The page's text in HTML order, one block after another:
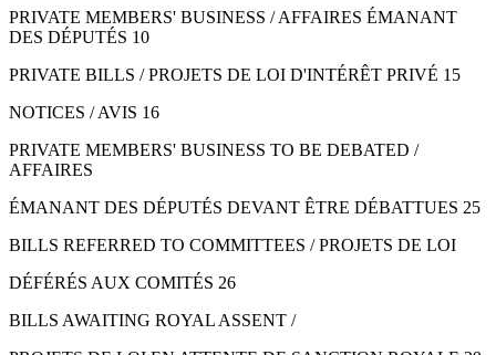
PRIVATE MEMBERS' BUSINESS / AFFAIRES ÉMANANT
DES DÉPUTÉS 10
PRIVATE BILLS / PROJETS DE LOI D'INTÉRÊT PRIVÉ 15
NOTICES / AVIS 16
PRIVATE MEMBERS' BUSINESS TO BE DEBATED /
AFFAIRES
ÉMANANT DES DÉPUTÉS DEVANT ÊTRE DÉBATTUES 25
BILLS REFERRED TO COMMITTEES / PROJETS DE LOI
DÉFÉRÉS AUX COMITÉS 26
BILLS AWAITING ROYAL ASSENT /